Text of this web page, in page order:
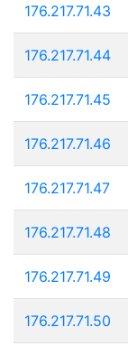
176.217.71.43
176.217.71.44
176.217.71.45
176.217.71.46
176.217.71.47
176.217.71.48
176.217.71.49
176.217.71.50